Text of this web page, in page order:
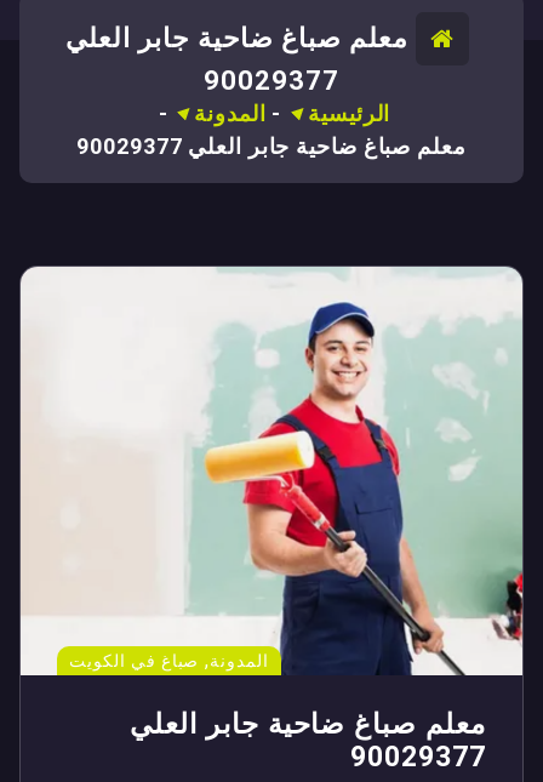
معلم صباغ ضاحية جابر العلي
90029377
الرئيسية -المدونة -
معلم صباغ ضاحية جابر العلي 90029377
المدونة,صباغ في الكويت
معلم صباغ ضاحية جابر العلي
90029377